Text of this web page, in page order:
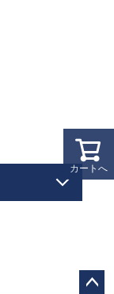
カートへ